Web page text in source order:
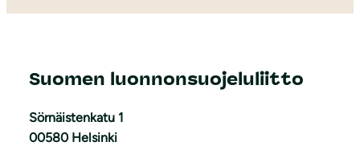
Suomen luonnonsuojeluliitto
Sörnäistenkatu 1
00580 Helsinki